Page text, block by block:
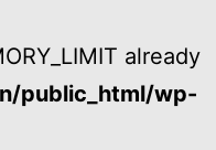
already
public_html/wp-